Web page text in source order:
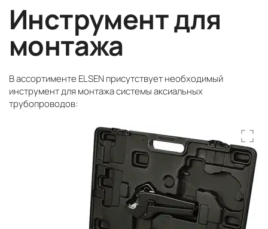
Инструмент для
монтажа
В ассортименте ELSEN присутствует необходимый
инструмент для монтажа системы аксиальных
трубопроводов: